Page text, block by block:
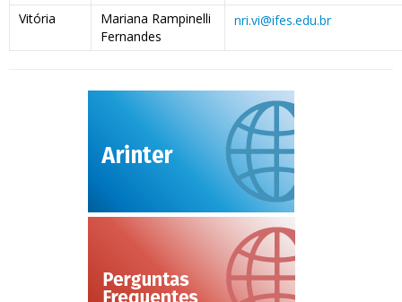
Vitória
Mariana Rampinelli
Fernandes
nri.vi@ifes.edu.br